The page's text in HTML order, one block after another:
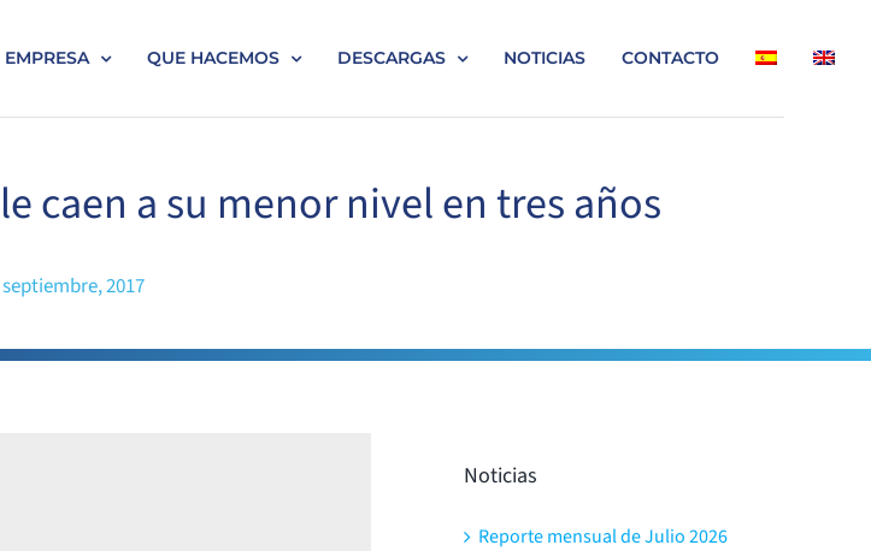
EMPRESA QUE HACEMOS DESCARGAS NOTICIAS CONTACTO
caen a su menor nivel en tres años
septiembre, 2017
Noticias
Reporte mensual de Julio 2026